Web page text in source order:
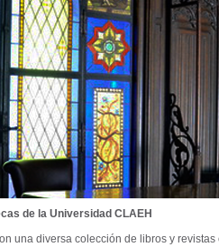
de la Universidad CLAEH
una diversa colección de libros y